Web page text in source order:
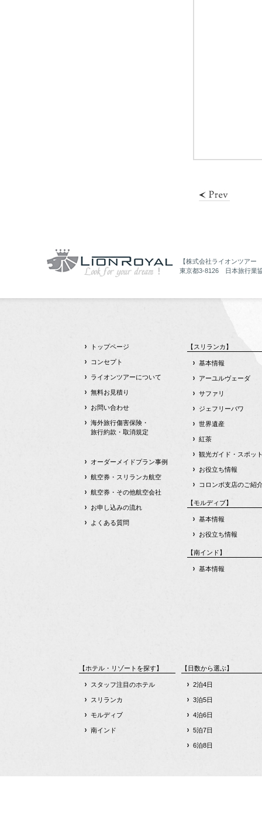
【株式会社ライオンツア
東京都3-8126 日本旅行業
トップページ
コンセプト
ライオンツアーについて
無料お見積り
お問い合わせ
海外旅行傷害保険・
旅行約款・取消規定
オーダーメイドプラン事例
航空券・スリランカ航空
航空券・その他航空会社
お申し込みの流れ
よくある質問
【スリランカ】
基本情報
アーユルヴェーダ
サファリ
ジェフリーバワ
世界遺産
紅茶
観光ガイド・スポッ
お役立ち情報
コロンボ支店のご紹
【モルディブ】
基本情報
お役立ち情報
【南インド】
基本情報
【ホテル・リゾートを探す】
スタッフ注目のホテル
スリランカ
モルディブ
南インド
【日数から選ぶ】
2泊4日
3泊5日
4泊6日
5泊7日
6泊8日